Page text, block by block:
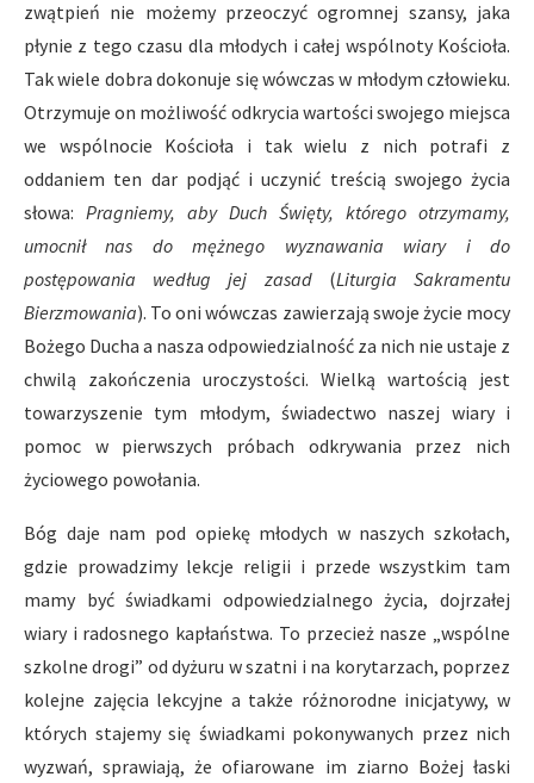
zwątpień nie możemy przeoczyć ogromnej szansy, jaka
płynie z tego czasu dla młodych i całej wspólnoty Kościoła.
Tak wiele dobra dokonuje się wówczas w młodym człowieku.
Otrzymuje on możliwość odkrycia wartości swojego miejsca
we wspólnocie Kościoła i tak wielu z nich potrafi z
oddaniem ten dar podjąć i uczynić treścią swojego życia
słowa: Pragniemy, aby Duch Święty, którego otrzymamy,
umocnił nas do mężnego wyznawania wiary i do
postępowania według jej zasad (Liturgia Sakramentu
Bierzmowania). To oni wówczas zawierzają swoje życie mocy
Bożego Ducha a nasza odpowiedzialność za nich nie ustaje z
chwilą zakończenia uroczystości. Wielką wartością jest
towarzyszenie tym młodym, świadectwo naszej wiary i
pomoc w pierwszych próbach odkrywania przez nich
życiowego powołania.
Bóg daje nam pod opiekę młodych w naszych szkołach,
gdzie prowadzimy lekcje religii i przede wszystkim tam
mamy być świadkami odpowiedzialnego życia, dojrzałej
wiary i radosnego kapłaństwa. To przecież nasze „wspólne
szkolne drogi” od dyżuru w szatni i na korytarzach, poprzez
kolejne zajęcia lekcyjne a także różnorodne inicjatywy, w
których stajemy się świadkami pokonywanych przez nich
wyzwań, sprawiają, że ofiarowane im ziarno Bożej łaski